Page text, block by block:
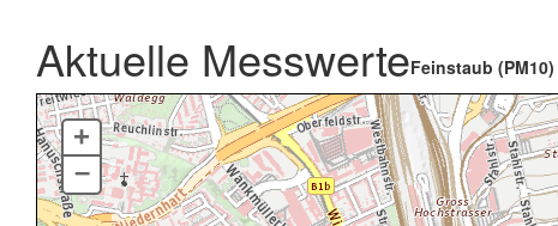
Aktuelle MesswerteFeinstaub (PM10)
+
–